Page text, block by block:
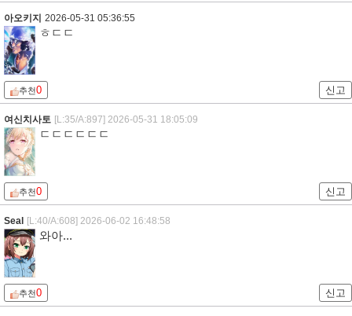
아오키지 2026-05-31 05:36:55
ㅎㄷㄷ
추천0 신고
여신치사토 [L:35/A:897] 2026-05-31 18:05:09
ㄷㄷㄷㄷㄷㄷ
추천0 신고
Seal [L:40/A:608] 2026-06-02 16:48:58
와아...
추천0 신고